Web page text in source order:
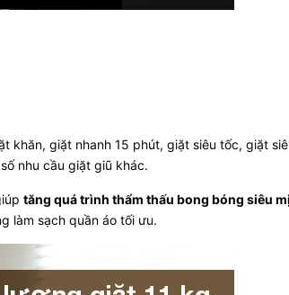
khăn, giặt nhanh 15 phút, giặt siêu tốc, giặt
nhu cầu giặt giũ khác.
tăng quá trình thẩm thấu bong bóng siêu
làm sạch quần áo tối ưu.